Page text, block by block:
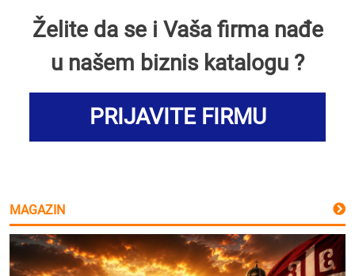
Želite da se i Vaša firma nađe
u našem biznis katalogu ?
PRIJAVITE FIRMU
MAGAZIN